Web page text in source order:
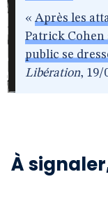
« Après les
Patrick Cohen
public se
Libération, 19/
À